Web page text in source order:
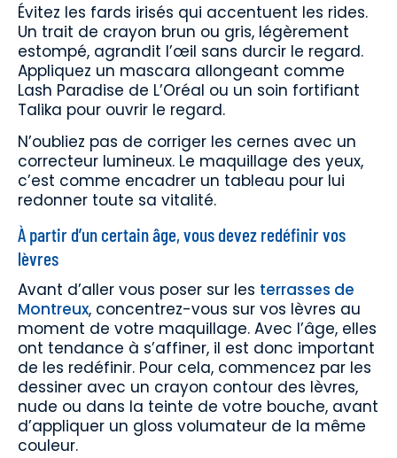
Évitez les fards irisés qui accentuent les rides.
Un trait de crayon brun ou gris, légèrement
estompé, agrandit l’œil sans durcir le regard.
Appliquez un mascara allongeant comme
Lash Paradise de L’Oréal ou un soin fortifiant
Talika pour ouvrir le regard.
N’oubliez pas de corriger les cernes avec un
correcteur lumineux. Le maquillage des yeux,
c’est comme encadrer un tableau pour lui
redonner toute sa vitalité.
À partir d’un certain âge, vous devez redéfinir vos
lèvres
Avant d’aller vous poser sur les terrasses de
Montreux, concentrez-vous sur vos lèvres au
moment de votre maquillage. Avec l’âge, elles
ont tendance à s’affiner, il est donc important
de les redéfinir. Pour cela, commencez par les
dessiner avec un crayon contour des lèvres,
nude ou dans la teinte de votre bouche, avant
d’appliquer un gloss volumateur de la même
couleur.